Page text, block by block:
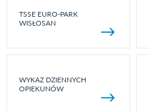
TSSE EURO-PARK
WISŁOSAN
WYKAZ DZIENNYCH
OPIEKUNÓW